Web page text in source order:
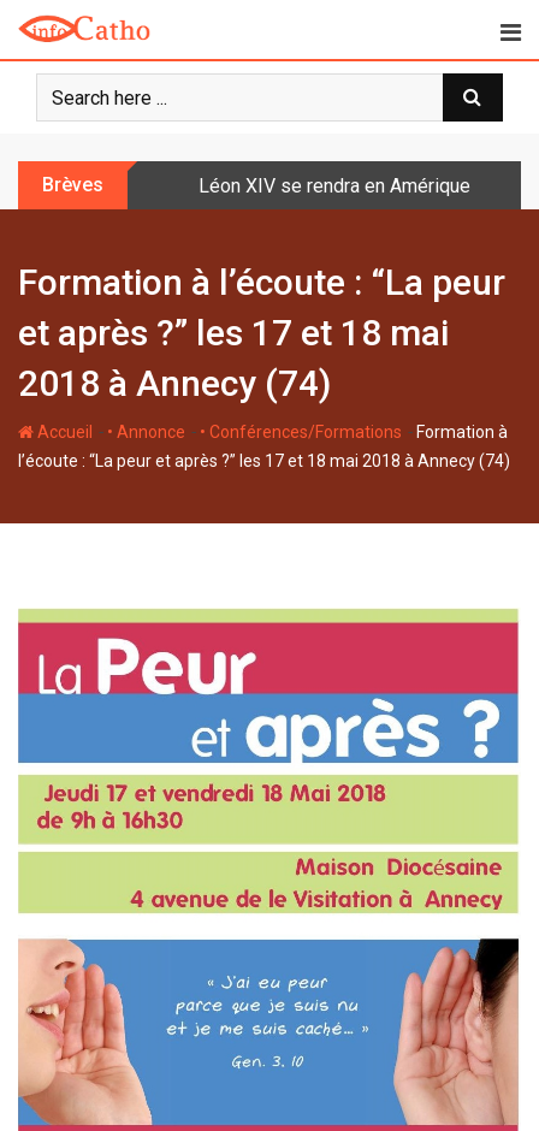
o
Brèves Léon XIV se rendra en Amérique latine à
Formation à l’écoute : “La peur
et après ?” les 17 et 18 mai
2018 à Annecy (74)
Accueil - • Annonce - • Conférences/Formations - Formation à
l’écoute : “La peur et après ?” les 17 et 18 mai 2018 à Annecy (74)